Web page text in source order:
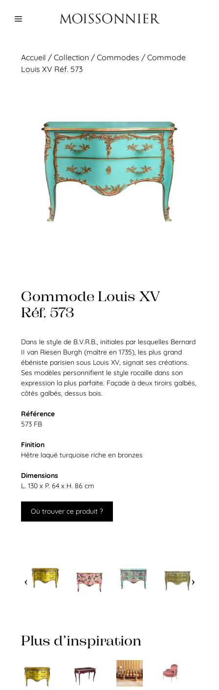
Menu
Accueil /Collection /Commodes / Commode
Louis XV Réf. 573
Commode Louis XV
Réf. 573
Dans le style de B.V.R.B., initiales par lesquelles Bernard
II van Riesen Burgh (maître en 1735), les plus grand
ébéniste parisien sous Louis XV, signait ses créations.
Ses modèles personnifient le style rocaille dans son
expression la plus parfaite. Façade à deux tiroirs galbés,
côtés galbés, dessus bois.
Référence
573 FB
Finition
Hêtre laqué turquoise riche en bronzes
Dimensions
L. 130 x P. 64 x H. 86 cm
Où trouver ce produit ?
Plus d’inspiration